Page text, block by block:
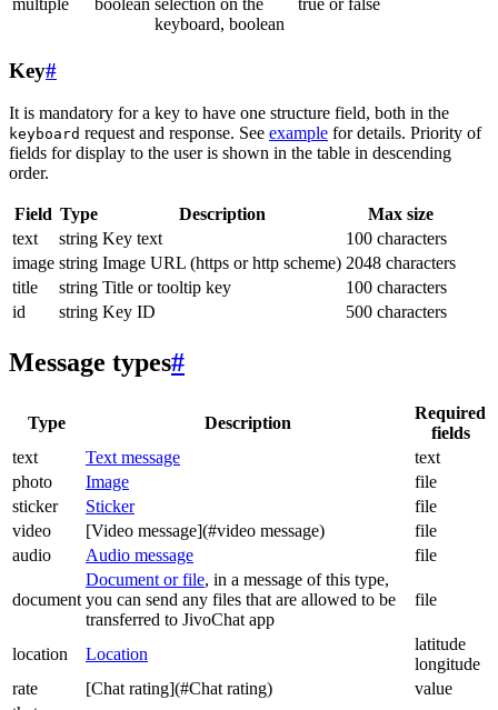
multiple boolean selection on the
keyboard, boolean
true or false
Key#
It is mandatory for a key to have one structure field, both in the
keyboard request and response. See example for details. Priority of
fields for display to the user is shown in the table in descending
order.
Field Type Description
Max size
text
string Key text
100 characters
image string Image URL (https or http scheme) 2048 characters
title
string Title or tooltip key
100 characters
id
string Key ID 500 characters
Message types#
Type Description
Required
fields
text
Text message
text
photo
Image
file
sticker
Sticker
file
video
[Video message](#video message)
file
audio
Audio message file
document
Document or file, in a message of this type,
you can send any files that are allowed to be
transferred to JivoChat app
file
location Location
latitude
longitude
rate
[Chat rating](#Chat rating)
value